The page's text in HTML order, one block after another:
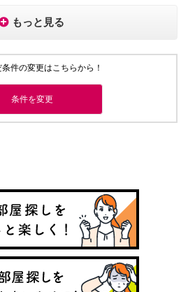
もっと見る
件の変更はこちらから！
条件を変更